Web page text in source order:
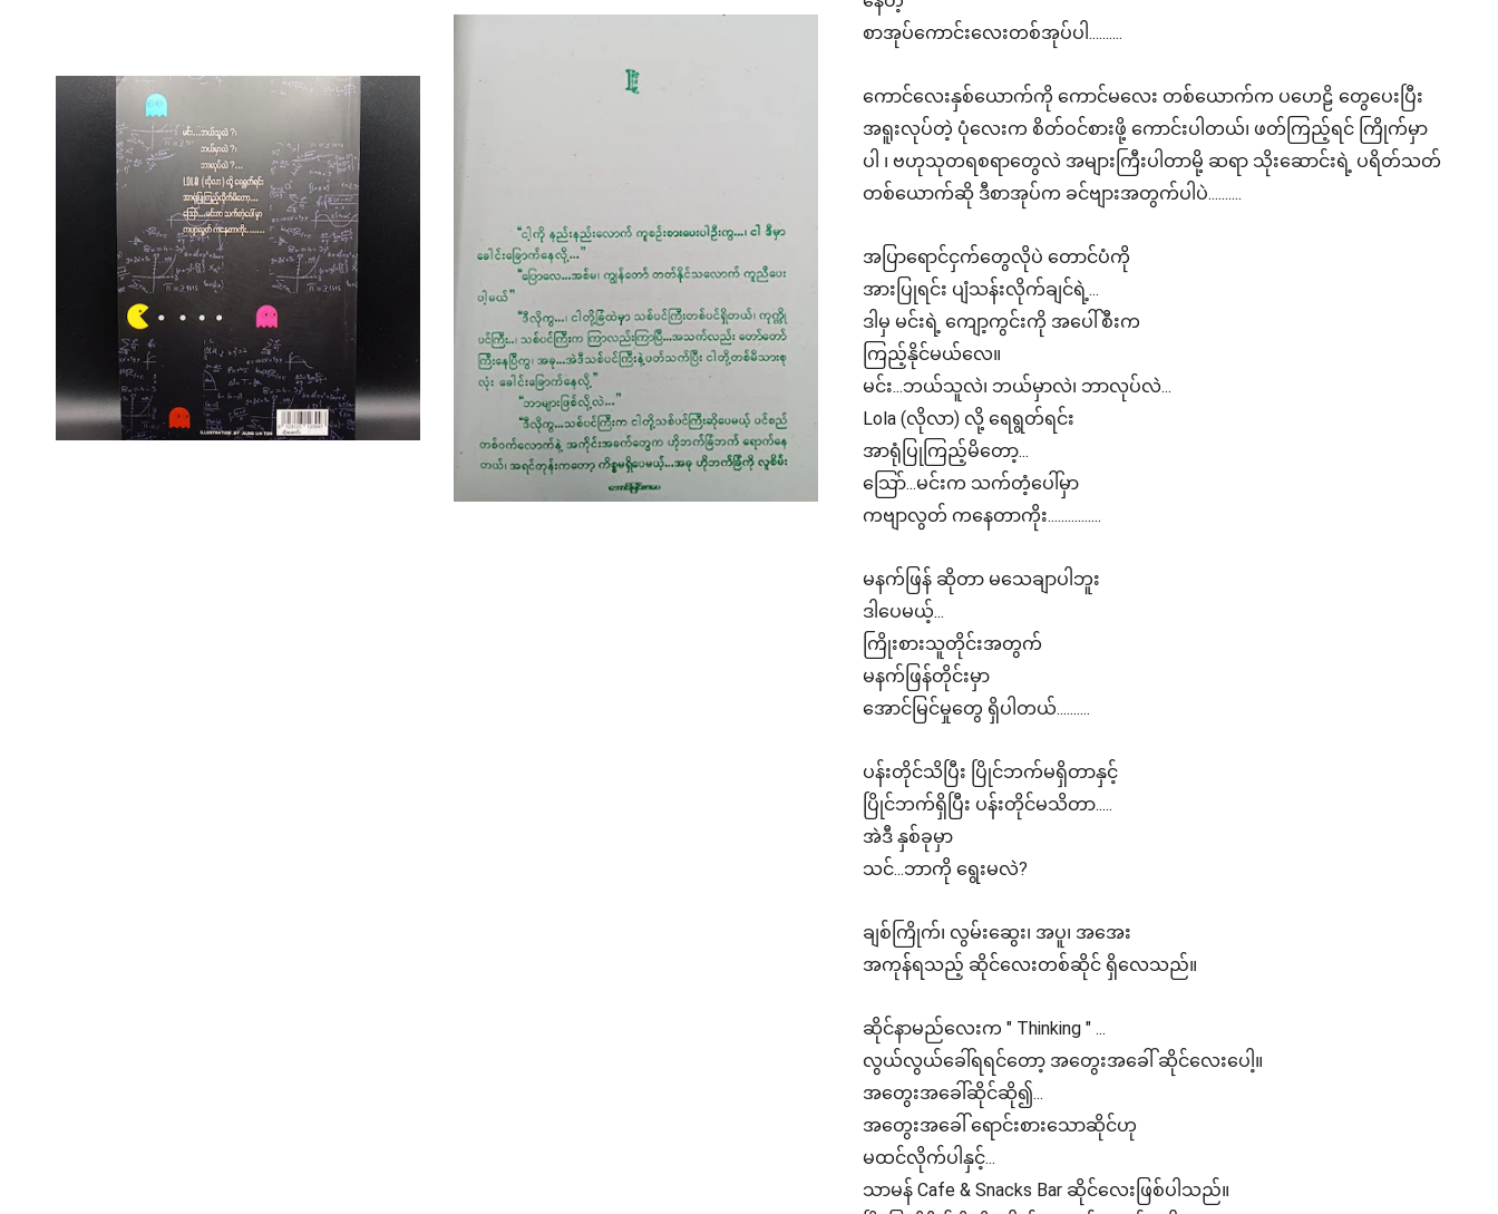
စာအုပ်ကောင်းလေးတစ်အုပ်ပါ..........
ကောင်လေးနှစ်ယောက်ကို ကောင်မလေး တစ်ယောက်က ပဟေဠိ တွေပေးပြီး
အရူးလုပ်တဲ့ ပုံလေးက စိတ်ဝင်စားဖို့ ကောင်းပါတယ်၊ ဖတ်ကြည့်ရင် ကြိုက်မှာ
ပါ ၊ ဗဟုသုတရစရာတွေလဲ အများကြီးပါတာမို့ ဆရာ သိုးဆောင်းရဲ့ ပရိတ်သတ်
တစ်ယောက်ဆို ဒီစာအုပ်က ခင်ဗျားအတွက်ပါပဲ..........
အပြာရောင်ငှက်တွေလိုပဲ တောင်ပံကို
အားပြုရင်း ပျံသန်းလိုက်ချင်ရဲ့...
ဒါမှ မင်းရဲ့ ကျော့ကွင်းကို အပေါ်စီးက
ကြည့်နိုင်မယ်လေ။
မင်း...ဘယ်သူလဲ၊ ဘယ်မှာလဲ၊ ဘာလုပ်လဲ...
Lola (လိုလာ) လို့ ရေရွတ်ရင်း
အာရုံပြုကြည့်မိတော့...
သြော်...မင်းက သက်တံ့ပေါ်မှာ
ကဗျာလွတ် ကနေတာကိုး................
မနက်ဖြန် ဆိုတာ မသေချာပါဘူး
ဒါပေမယ့်...
ကြိုးစားသူတိုင်းအတွက်
မနက်ဖြန်တိုင်းမှာ
အောင်မြင်မှုတွေ ရှိပါတယ်..........
ပန်းတိုင်သိပြီး ပြိုင်ဘက်မရှိတာနှင့်
ပြိုင်ဘက်ရှိပြီး ပန်းတိုင်မသိတာ.....
အဲဒီ နှစ်ခုမှာ
သင်...ဘာကို ရွေးမလဲ?
ချစ်ကြိုက်၊ လွမ်းဆွေး၊ အပူ၊ အအေး
အကုန်ရသည့် ဆိုင်လေးတစ်ဆိုင် ရှိလေသည်။
ဆိုင်နာမည်လေးက " Thinking " ...
လွယ်လွယ်ခေါ်ရရင်တော့ အတွေးအခေါ် ဆိုင်လေးပေါ့။
အတွေးအခေါ်ဆိုင်ဆို၍...
အတွေးအခေါ် ရောင်းစားသောဆိုင်ဟု
မထင်လိုက်ပါနှင့်...
သာမန် Cafe & Snacks Bar ဆိုင်လေးဖြစ်ပါသည်။